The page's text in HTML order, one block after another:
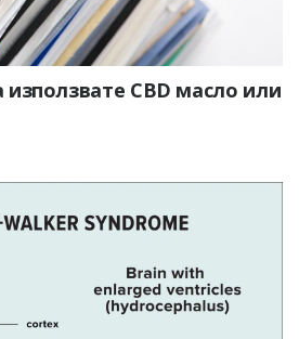
CBD масло или